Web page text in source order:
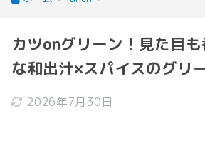
カツonグリーン！見た目
な和出汁×スパイスのグリ
2026年7月30日